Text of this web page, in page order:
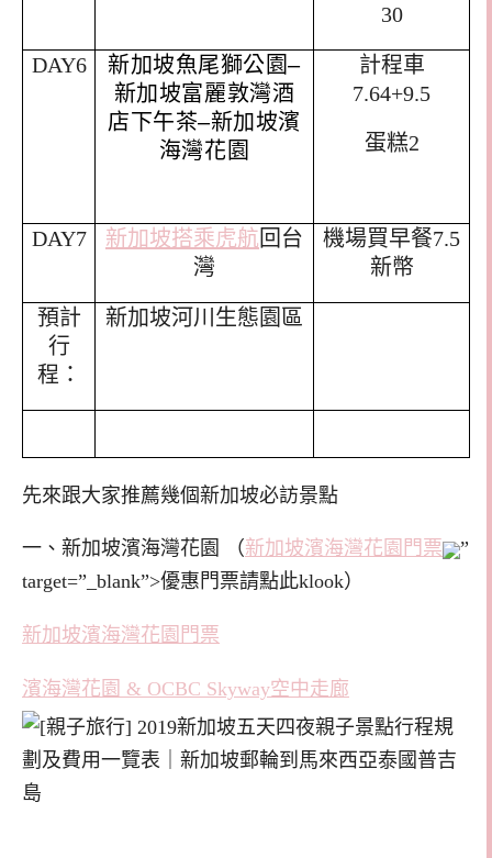
30
DAY6 新加坡魚尾獅公園–
新加坡富麗敦灣酒
店下午茶–新加坡濱
海灣花園
計程車
7.64+9.5
蛋糕2
DAY7 新加坡搭乘虎航 回台
灣
機場買早餐7.5
新幣
預計
行
程：
新加坡河川生態園區
先來跟大家推薦幾個新加坡必訪景點
一、新加坡濱海灣花園 （新加坡濱海灣花園門票
”
target=”_blank”>優惠門票請點此klook）
新加坡濱海灣花園門票
濱海灣花園 & OCBC Skyway空中走廊